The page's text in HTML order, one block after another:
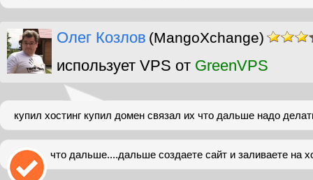
Олег Козлов (MangoXchange)
использует VPS от GreenVPS
купил хостинг купил домен связал их что дальше надо
что дальше....дальше создаете сайт и заливаете на